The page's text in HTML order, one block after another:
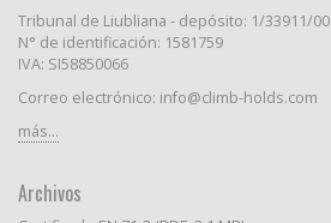
Tribunal de Liubliana - depósito: 1/33911/00
N° de identificación: 1581759
IVA: SI58850066
Correo electrónico: info@climb-holds.com
más...
Archivos